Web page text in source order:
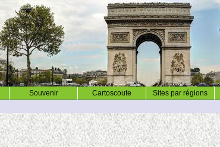
Souvenir Cartoscoute Sites par régions